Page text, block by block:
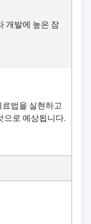
개발에 높은 잠
법을 실현하고
으로 예상됩니다.